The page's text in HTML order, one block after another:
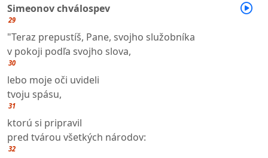
Simeonov chválospev
29
"Teraz prepustíš, Pane, svojho služobníka
v pokoji podľa svojho slova,
30
lebo moje oči uvideli
tvoju spásu,
31
ktorú si pripravil
pred tvárou všetkých národov:
32